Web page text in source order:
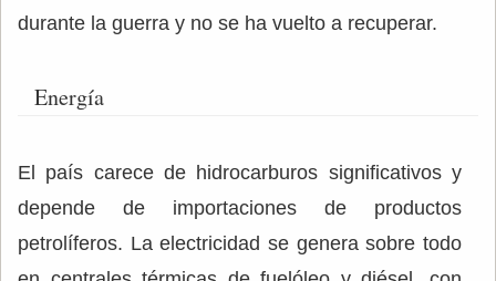
durante la guerra y no se ha vuelto a recuperar.
Energía
El país carece de hidrocarburos significativos y
depende de importaciones de productos
petrolíferos. La electricidad se genera sobre todo